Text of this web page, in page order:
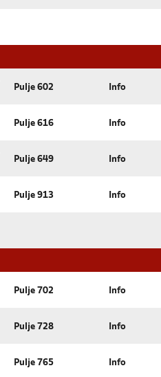
Pulje 602 Info
Pulje 616 Info
Pulje 649 Info
Pulje 913 Info
Pulje 702 Info
Pulje 728 Info
Pulje 765 Info